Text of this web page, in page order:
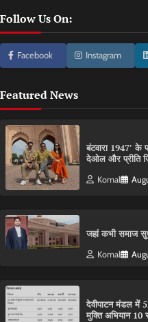
Follow Us On:
Facebook Instagram
Featured News
बंटवारा 1947′
देओल और प्रीति
Komal
जहां कभी समाज
Komal
देवीपाटन मंडल में
मुक्ति अभियान 10